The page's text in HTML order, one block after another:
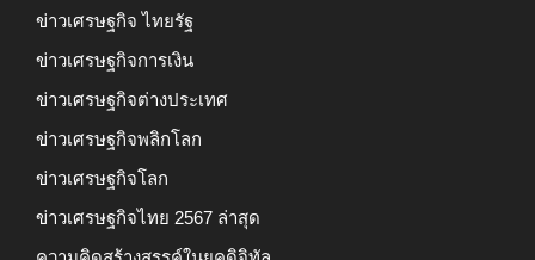
ข่าวเศรษฐกิจ ไทยรัฐ
ข่าวเศรษฐกิจการเงิน
ข่าวเศรษฐกิจต่างประเทศ
ข่าวเศรษฐกิจพลิกโลก
ข่าวเศรษฐกิจโลก
ข่าวเศรษฐกิจไทย 2567 ล่าสุด